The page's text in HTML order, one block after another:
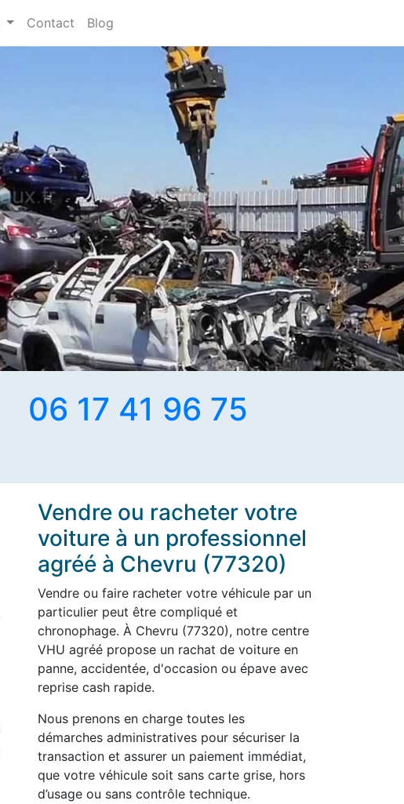
Contact Blog
06 17 41 96 75
Vendre ou racheter votre
voiture à un professionnel
agréé à Chevru (77320)
Vendre ou faire racheter votre véhicule par un
particulier peut être compliqué et
chronophage. À Chevru (77320), notre centre
VHU agréé propose un rachat de voiture en
panne, accidentée, d'occasion ou épave avec
reprise cash rapide.
Nous prenons en charge toutes les
démarches administratives pour sécuriser la
transaction et assurer un paiement immédiat,
que votre véhicule soit sans carte grise, hors
d’usage ou sans contrôle technique.